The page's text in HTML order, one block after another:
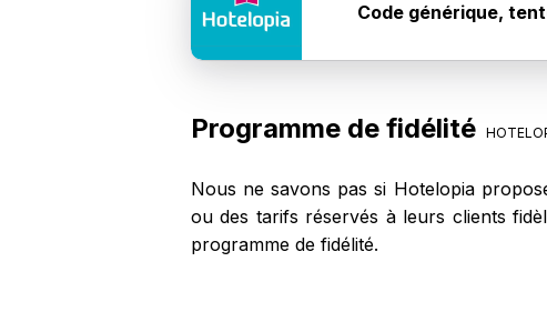
Code générique,
n'est pas
Programme de fidélité
Nous ne savons pas si Hotelopia
ou des tarifs réservés à leurs clients
programme de fidélité.